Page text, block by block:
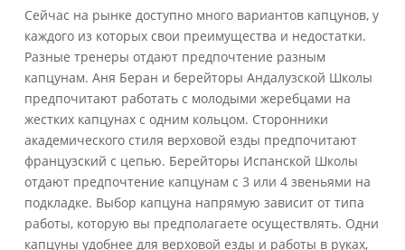
Сейчас на рынке доступно много вариантов капцунов, у
каждого из которых свои преимущества и недостатки.
Разные тренеры отдают предпочтение разным
капцунам. Аня Беран и берейторы Андалузской Школы
предпочитают работать с молодыми жеребцами на
жестких капцунах с одним кольцом. Сторонники
академического стиля верховой езды предпочитают
французский с цепью. Берейторы Испанской Школы
отдают предпочтение капцунам с 3 или 4 звеньями на
подкладке. Выбор капцуна напрямую зависит от типа
работы, которую вы предполагаете осуществлять. Одни
капцуны удобнее для верховой езды и работы в руках,